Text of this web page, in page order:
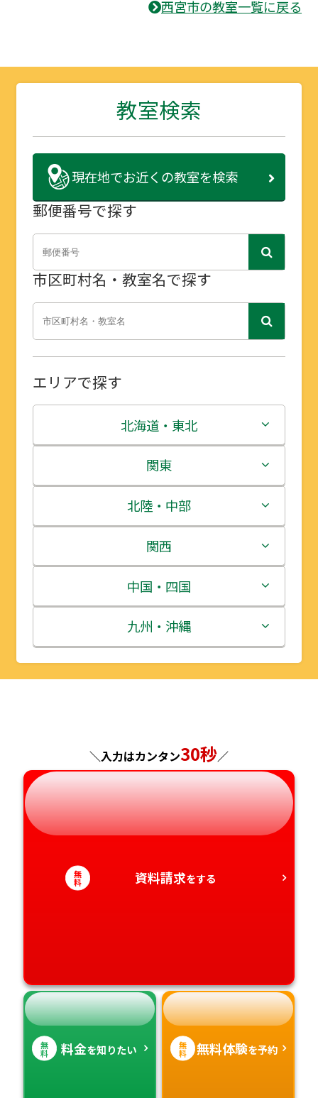
西宮市の教室一覧に戻る
教室検索
現在地でお近くの教室を検索
郵便番号で探す
市区町村名・教室名で探す
エリアで探す
北海道・東北
北海道
青森県
岩手県
宮城県
秋田県
山形県
関東
茨城県
栃木県
群馬県
埼玉県
千葉県
北陸・中部
新潟県
富山県
石川県
福井県
静岡県
関西
三重県
滋賀県
京都府
奈良県
和歌山県
中国・四国
鳥取県
島根県
山口県
徳島県
九州・沖縄
福岡県
熊本県
大分県
＼入力はカンタン30秒／
無
料 資料請求をする
無
料 料金を知りたい 無
料 無料体験を予約